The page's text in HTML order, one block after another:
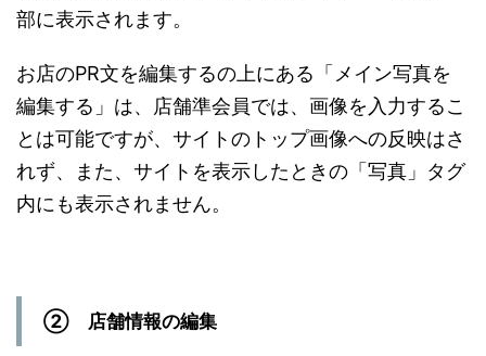
部に表示されます。
お店のPR文を編集するの上にある「メイン写真を
編集する」は、店舗準会員では、画像を入力するこ
とは可能ですが、サイトのトップ画像への反映はさ
れず、また、サイトを表示したときの「写真」タグ
内にも表示されません。
➁ 店舗情報の編集